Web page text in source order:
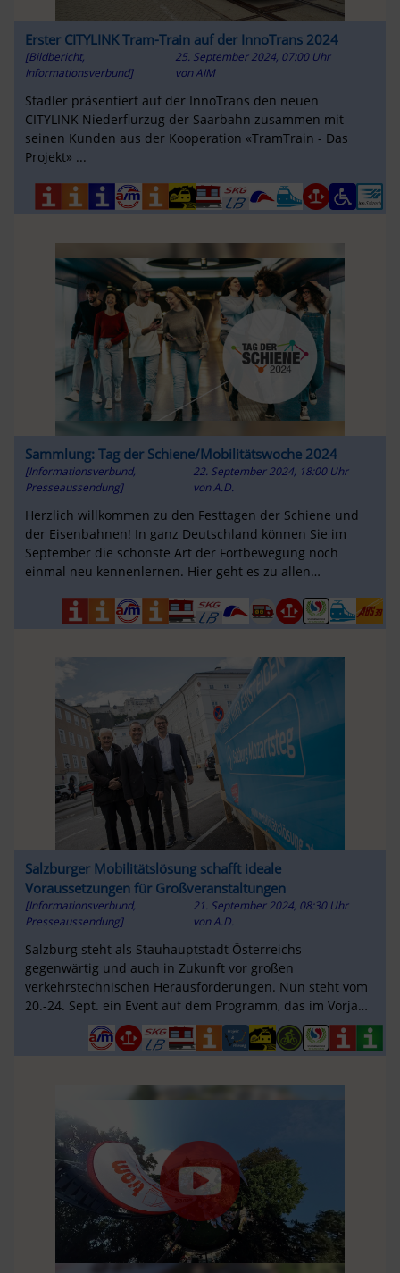
Erster CITYLINK Tram-Train auf der InnoTrans 2024
[Bildbericht,
Informationsverbund]
25. September 2024, 07:00 Uhr
vonAIM
Stadler präsentiert auf der InnoTrans den neuen
CITYLINK Niederflurzug der Saarbahn zusammen mit
seinen Kunden aus der Kooperation «TramTrain - Das
Projekt» ...
Sammlung: Tag der Schiene/Mobilitätswoche 2024
[Informationsverbund,
Presseaussendung]
22. September 2024, 18:00 Uhr
vonA.D.
Herzlich willkommen zu den Festtagen der Schiene und
der Eisenbahnen! In ganz Deutschland können Sie im
September die schönste Art der Fortbewegung noch
einmal neu kennenlernen. Hier geht es zu allen
Salzburger Mobilitätslösung schafft ideale
Voraussetzungen für Großveranstaltungen
[Informationsverbund,
Presseaussendung]
21. September 2024, 08:30 Uhr
vonA.D.
Salzburg steht als Stauhauptstadt Österreichs
gegenwärtig und auch in Zukunft vor großen
verkehrstechnischen Herausforderungen. Nun steht vom
20.-24. Sept. ein Event auf dem Programm, das im Vorjahr
mehr als 180.000 in die Altstadt lockte.